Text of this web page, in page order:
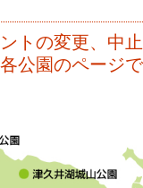
トの変更、中
公園のページ